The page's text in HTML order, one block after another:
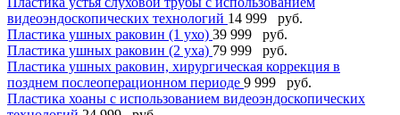
видеоэндоскопических технологий 14 999 руб.
Пластика ушных раковин (1 ухо) 39 999 руб.
Пластика ушных раковин (2 уха) 79 999 руб.
Пластика ушных раковин, хирургическая коррекция в
позднем послеоперационном периоде 9 999 руб.
Пластика хоаны с использованием видеоэндоскопических